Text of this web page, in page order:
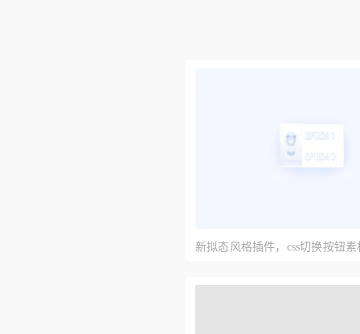
新拟态风格插件，css切换按钮素